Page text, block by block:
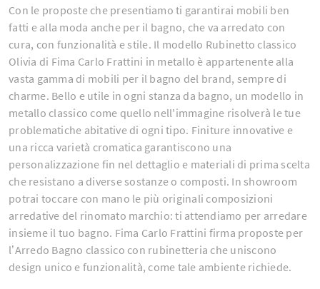
Con le proposte che presentiamo ti garantirai mobili ben
fatti e alla moda anche per il bagno, che va arredato con
cura, con funzionalità e stile. Il modello Rubinetto classico
Olivia di Fima Carlo Frattini in metallo è appartenente alla
vasta gamma di mobili per il bagno del brand, sempre di
charme. Bello e utile in ogni stanza da bagno, un modello in
metallo classico come quello nell'immagine risolverà le tue
problematiche abitative di ogni tipo. Finiture innovative e
una ricca varietà cromatica garantiscono una
personalizzazione fin nel dettaglio e materiali di prima scelta
che resistano a diverse sostanze o composti. In showroom
potrai toccare con mano le più originali composizioni
arredative del rinomato marchio: ti attendiamo per arredare
insieme il tuo bagno. Fima Carlo Frattini firma proposte per
l’Arredo Bagno classico con rubinetteria che uniscono
design unico e funzionalità, come tale ambiente richiede.